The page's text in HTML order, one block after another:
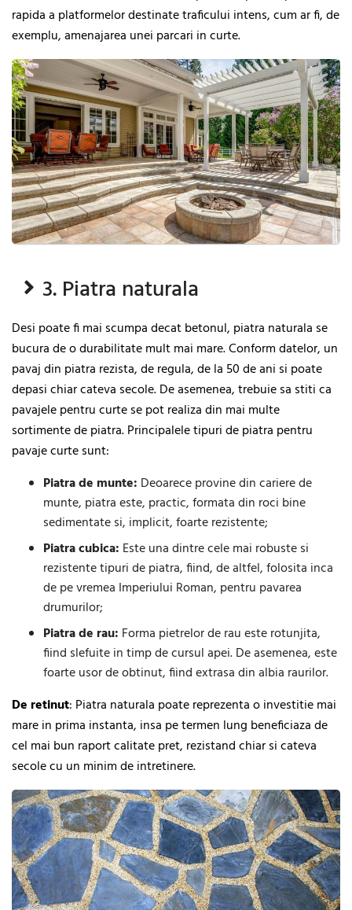
rapida a platformelor destinate traficului intens, cum ar fi, de
exemplu, amenajarea unei parcari in curte.
3. Piatra naturala
Desi poate fi mai scumpa decat betonul, piatra naturala se
bucura de o durabilitate mult mai mare. Conform datelor, un
pavaj din piatra rezista, de regula, de la 50 de ani si poate
depasi chiar cateva secole. De asemenea, trebuie sa stiti ca
pavajele pentru curte se pot realiza din mai multe
sortimente de piatra. Principalele tipuri de piatra pentru
pavaje curte sunt:
Piatra de munte: Deoarece provine din cariere de
munte, piatra este, practic, formata din roci bine
sedimentate si, implicit, foarte rezistente;
Piatra cubica: Este una dintre cele mai robuste si
rezistente tipuri de piatra, fiind, de altfel, folosita inca
de pe vremea Imperiului Roman, pentru pavarea
drumurilor;
Piatra de rau: Forma pietrelor de rau este rotunjita,
fiind slefuite in timp de cursul apei. De asemenea, este
foarte usor de obtinut, fiind extrasa din albia raurilor.
De retinut: Piatra naturala poate reprezenta o investitie mai
mare in prima instanta, insa pe termen lung beneficiaza de
cel mai bun raport calitate pret, rezistand chiar si cateva
secole cu un minim de intretinere.